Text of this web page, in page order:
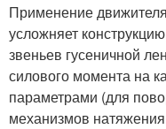
Применение
усложняет
звеньев гусеничной
силового момента на
параметрами (для
механизмов